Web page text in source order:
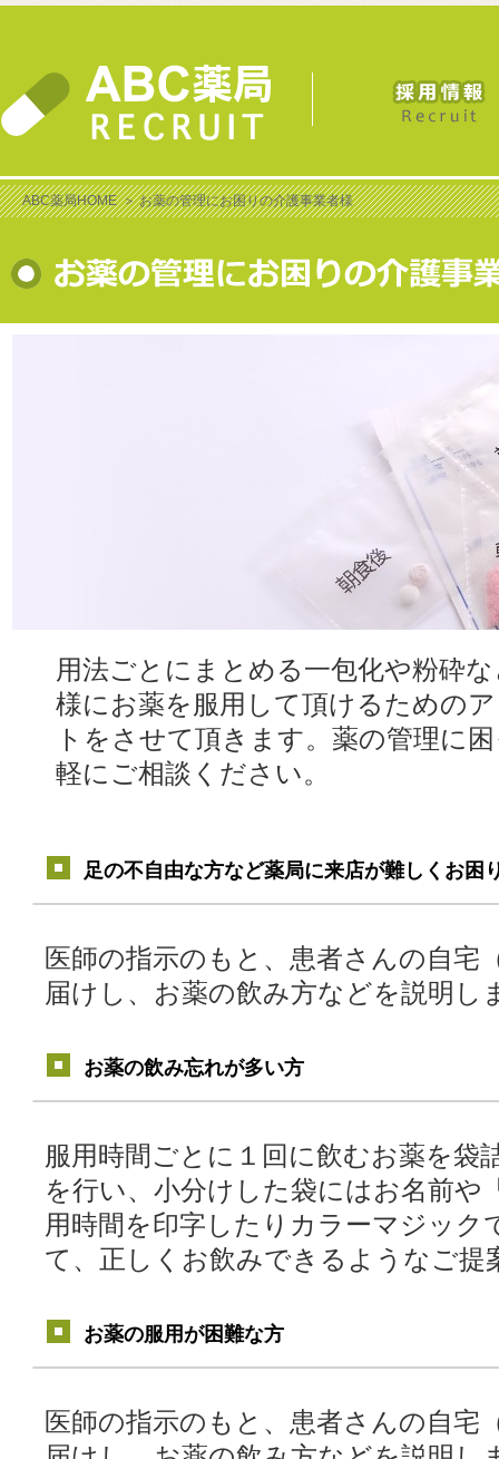
ABC薬局HOME ＞お薬の管理にお困りの介護事業者様
用法ごとにまとめる一包化や粉砕
様にお薬を服用して頂けるための
トをさせて頂きます。薬の管理に
軽にご相談ください。
足の不自由な方など薬局に来店が難しくお困
医師の指示のもと、患者さんの自宅
届けし、お薬の飲み方などを説明し
お薬の飲み忘れが多い方
服用時間ごとに１回に飲むお薬を袋
を行い、小分けした袋にはお名前や
用時間を印字したりカラーマジック
て、正しくお飲みできるようなご提
お薬の服用が困難な方
医師の指示のもと、患者さんの自宅